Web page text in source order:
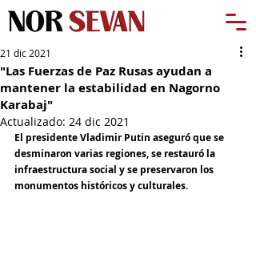
"Las Fuerzas de Paz Rusas ayudan a
mantener la estabilidad en Nagorno
Karabaj"
21 dic 2021
Actualizado: 24 dic 2021
El presidente Vladimir Putin aseguró que se
desminaron varias regiones, se restauró la
infraestructura social y se preservaron los
monumentos históricos y culturales.